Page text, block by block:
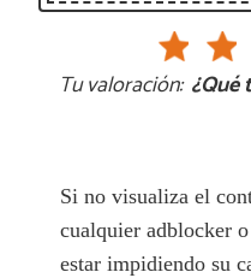
Tu valoración: ¿Qué
Si no visualiza el
cualquier adblocker
estar impidiendo su